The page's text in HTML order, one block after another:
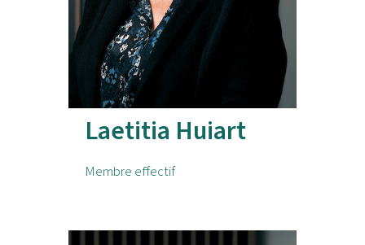
Laetitia Huiart
Membre effectif